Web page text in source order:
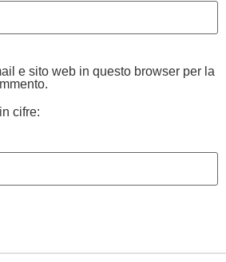
e sito web in questo browser per la
cifre: